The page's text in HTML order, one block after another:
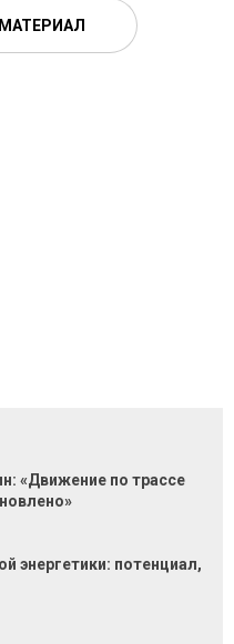
«Движение по трассе
энергетики: потенциал,